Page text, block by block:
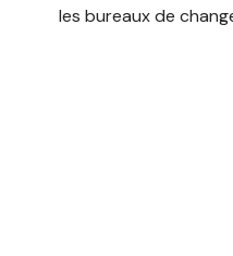
les bureaux de